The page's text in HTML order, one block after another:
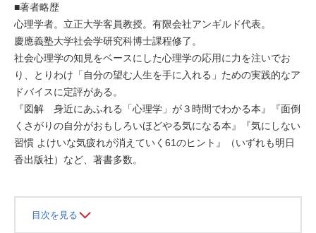
■著者略歴
心理学者。立正大学客員教授。有限会社アンギルド代表。
慶應義塾大学社会学研究科博士課程修了。
社会心理学の知見をベースにした心理学の応用に力を注いでお
り、とりわけ「自分の望む人生を手に入れる」ための実践的なア
ドバイスに定評がある。
『図解 身近にあふれる「心理学」が３時間でわかる本』『面倒
くさがりの自分がおもしろいほどやる気になる本』『気にしない
習慣 よけいな気疲れが消えていく61のヒント』（いずれも明日
香出版社）など、著書多数。
目次を見る